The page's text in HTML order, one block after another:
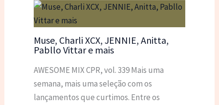
Muse, Charli XCX, JENNIE, Anitta,
Pabllo Vittar e mais
AWESOME MIX CPR, vol. 339 Mais uma
semana, mais uma seleção com os
lançamentos que curtimos. Entre os